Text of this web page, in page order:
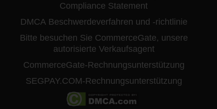
Compliance Statement
DMCA Beschwerdeverfahren und -richtlinie
Bitte besuchen Sie CommerceGate, unsere
autorisierte Verkaufsagent
CommerceGate-Rechnungsunterstützung
SEGPAY.COM-Rechnungsunterstützung